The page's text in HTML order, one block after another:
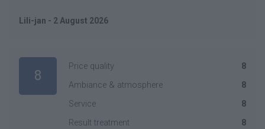
Lili-jan - 2 August 2026
8
Price quality
8
Ambiance & atmosphere
8
Service
8
Result treatment
8